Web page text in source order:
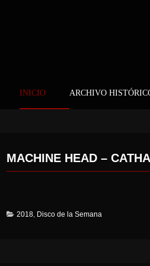
INICIO ARCHIVO
MACHINE HEAD –
2018, Disco de la Semana